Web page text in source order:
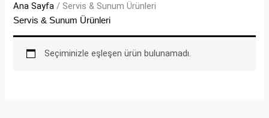
Ana Sayfa / Servis & Sunum Ürünleri
Servis & Sunum Ürünleri
Seçiminizle eşleşen ürün bulunamadı.